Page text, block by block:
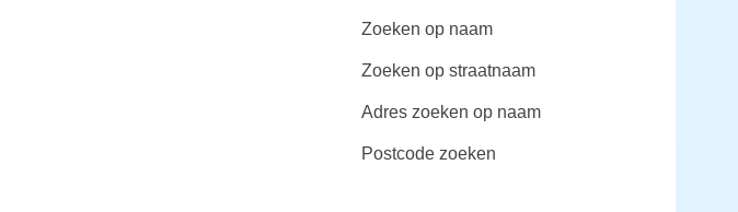
zoeken op naam
zoeken op straatnaam
adres zoeken op naam
postcode zoeken